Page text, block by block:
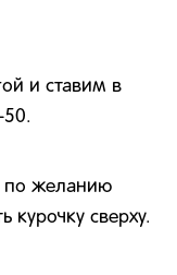
и ставим в
50.
по желанию
сверху.